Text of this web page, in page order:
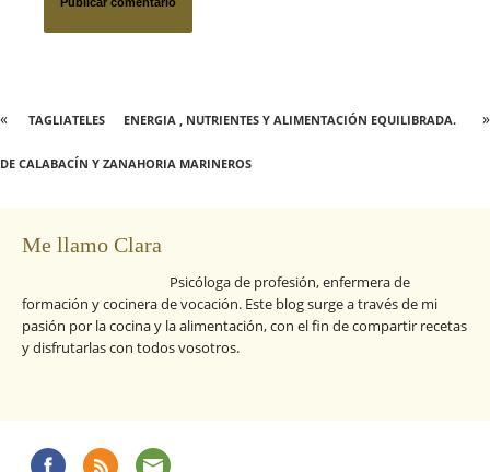
ENERGIA , NUTRIENTES Y ALIMENTACIÓN EQUILIBRADA. »
« TAGLIATELES
DE CALABACÍN Y ZANAHORIA MARINEROS
Me llamo Clara
Psicóloga de profesión, enfermera de
formación y cocinera de vocación. Este blog surge a través de mi
pasión por la cocina y la alimentación, con el fin de compartir recetas
y disfrutarlas con todos vosotros.